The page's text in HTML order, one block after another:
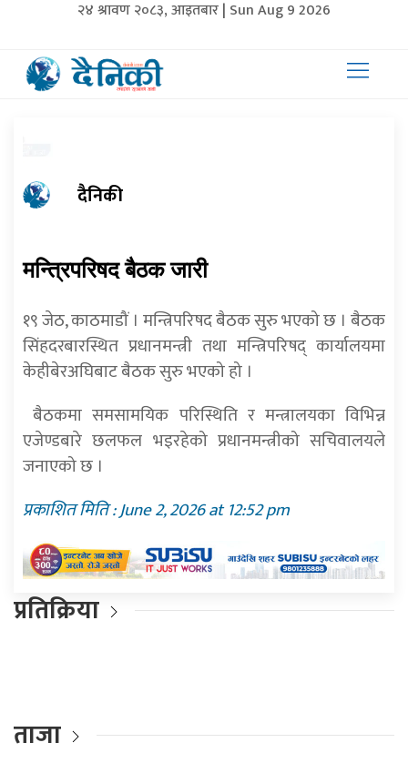
२४ श्रावण २०८३, आइतबार | Sun Aug 9 2026
दैनिकी
मन्त्रिपरिषद बैठक जारी
१९ जेठ, काठमाडौं । मन्त्रिपरिषद बैठक सुरु भएको छ । बैठक
सिंहदरबारस्थित प्रधानमन्त्री तथा मन्त्रिपरिषद् कार्यालयमा
केहीबेरअघिबाट बैठक सुरु भएको हो ।
बैठकमा समसामयिक परिस्थिति र मन्त्रालयका विभिन्न
एजेण्डबारे छलफल भइरहेको प्रधानमन्त्रीको सचिवालयले
जनाएको छ ।
प्रकाशित मिति : June 2, 2026 at 12:52 pm
प्रतिक्रिया
ताजा